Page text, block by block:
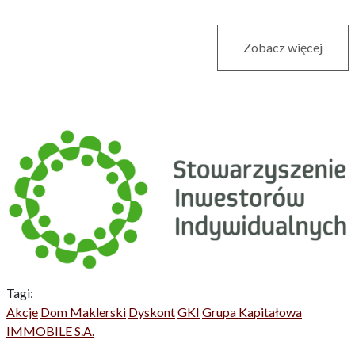
Zobacz więcej
Tagi:
Akcje Dom Maklerski DyskontGKI Grupa Kapitałowa
IMMOBILE S.A.